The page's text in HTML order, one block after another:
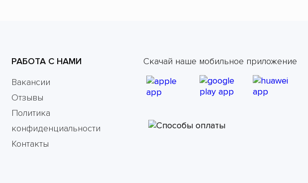
РАБОТА С НАМИ
Вакансии
Отзывы
Политика
конфиденциальности
Контакты
Скачай наше мобильное приложение